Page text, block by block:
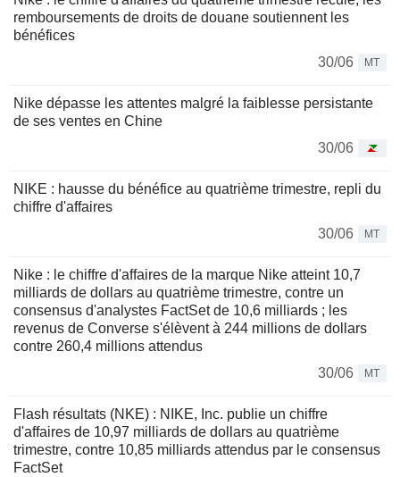
remboursements de droits de douane soutiennent les
bénéfices
30/06
MT
Nike dépasse les attentes malgré la faiblesse persistante
de ses ventes en Chine
30/06
NIKE : hausse du bénéfice au quatrième trimestre, repli du
chiffre d'affaires
30/06
MT
Nike : le chiffre d'affaires de la marque Nike atteint 10,7
milliards de dollars au quatrième trimestre, contre un
consensus d'analystes FactSet de 10,6 milliards ; les
revenus de Converse s'élèvent à 244 millions de dollars
contre 260,4 millions attendus
30/06
MT
Flash résultats (NKE) : NIKE, Inc. publie un chiffre
d'affaires de 10,97 milliards de dollars au quatrième
trimestre, contre 10,85 milliards attendus par le consensus
FactSet